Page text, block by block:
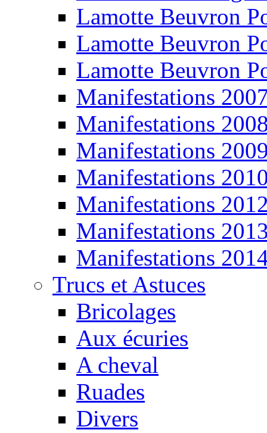
Lamotte Beuvron
Lamotte Beuvron
Lamotte Beuvron
Manifestations
Manifestations
Manifestations
Manifestations
Manifestations
Manifestations
Manifestations
Trucs et Astuces
Bricolages
Aux écuries
A cheval
Ruades
Divers